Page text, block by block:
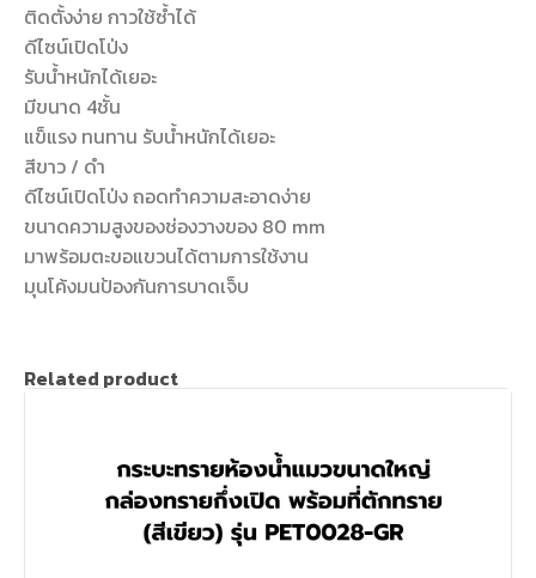
ติดตั้งง่าย กาวใช้ซ้ำได้
ดีไซน์เปิดโป่ง
รับน้ำหนักได้เยอะ
มีขนาด 4ชั้น
แข็แรง ทนทาน รับน้ำหนักได้เยอะ
สีขาว / ดำ
ดีไซน์เปิดโป่ง ถอดทำความสะอาดง่าย
ขนาดความสูงของช่องวางของ 80 mm
มาพร้อมตะขอแขวนได้ตามการใช้งาน
มุนโค้งมนป้องกันการบาดเจ็บ
Related product